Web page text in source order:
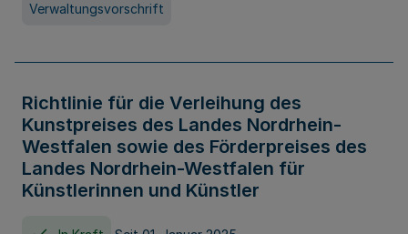
Verwaltungsvorschrift
Richtlinie für die Verleihung des
Kunstpreises des Landes Nordrhein-
Westfalen sowie des Förderpreises des
Landes Nordrhein-Westfalen für
Künstlerinnen und Künstler